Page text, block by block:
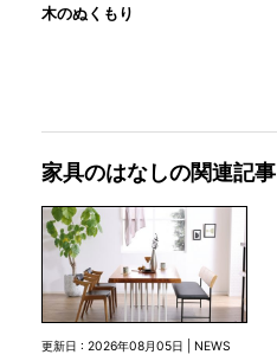
木のぬくもり
家具のはなしの関連記事
更新日 : 2026年08月05日 | NEWS